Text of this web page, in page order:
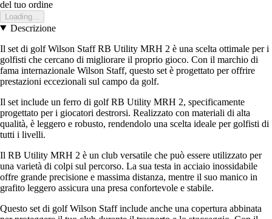
del tuo ordine
Loading...
Descrizione
Il set di golf Wilson Staff RB Utility MRH 2 è una scelta ottimale per i
golfisti che cercano di migliorare il proprio gioco. Con il marchio di
fama internazionale Wilson Staff, questo set è progettato per offrire
prestazioni eccezionali sul campo da golf.
Il set include un ferro di golf RB Utility MRH 2, specificamente
progettato per i giocatori destrorsi. Realizzato con materiali di alta
qualità, è leggero e robusto, rendendolo una scelta ideale per golfisti di
tutti i livelli.
Il RB Utility MRH 2 è un club versatile che può essere utilizzato per
una varietà di colpi sul percorso. La sua testa in acciaio inossidabile
offre grande precisione e massima distanza, mentre il suo manico in
grafito leggero assicura una presa confortevole e stabile.
Questo set di golf Wilson Staff include anche una copertura abbinata